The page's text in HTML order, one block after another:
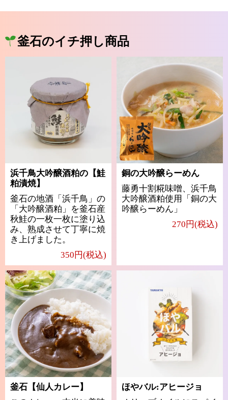
釜石のイチ押し商品
浜千鳥大吟醸酒粕の【鮭
粕漬焼】
釜石の地酒「浜千鳥」の
「大吟醸酒粕」を釜石産
秋鮭の一枚一枚に塗り込
み、熟成させて丁寧に焼
き上げました。
350円(税込)
銅の大吟醸らーめん
藤勇十割糀味噌、浜千鳥
大吟醸酒粕使用「銅の大
吟醸らーめん」
270円(税込)
釜石【仙人カレー】
ほやバル:アヒージョ